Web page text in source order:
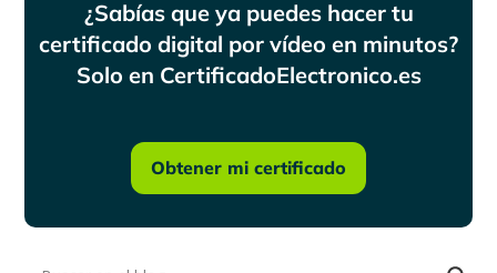
¿Sabías que ya puedes hacer tu
certificado digital por vídeo en minutos?
Solo en CertificadoElectronico.es
Obtener mi certificado